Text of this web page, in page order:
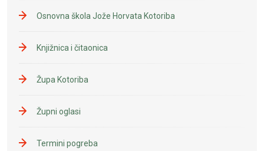
Osnovna škola Jože Horvata Kotoriba
Knjižnica i čitaonica
Župa Kotoriba
Župni oglasi
Termini pogreba